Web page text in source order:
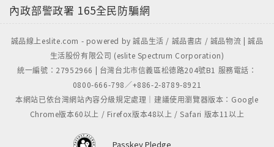
內政部警政署 165全民防騙網
誠品線上eslite.com - powered by 誠品生活 / 誠品書店 / 誠品物流 | 誠品
生活股份有限公司 (eslite Spectrum Corporation)
統一編號：27952966 | 台灣台北市信義區松德路204號B1 服務電話：
0800-666-798／+886-2-8789-8921
本網站已依台灣網站內容分級規定處理｜建議使用瀏覽器版本：Google
Chrome版本60以上 / Firefox版本48以上 / Safari 版本11以上
Passkey Pledge